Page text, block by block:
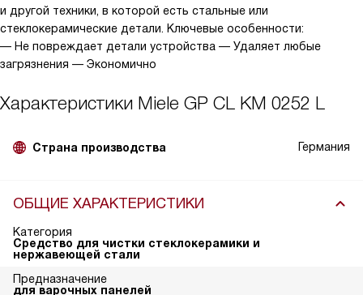
и другой техники, в которой есть стальные или
стеклокерамические детали. Ключевые особенности:
— Не повреждает детали устройства — Удаляет любые
загрязнения — Экономично
Характеристики Miele GP CL KM 0252 L
Страна производства Германия
ОБЩИЕ ХАРАКТЕРИСТИКИ
Категория
Средство для чистки стеклокерамики и
нержавеющей стали
Предназначение
для варочных панелей